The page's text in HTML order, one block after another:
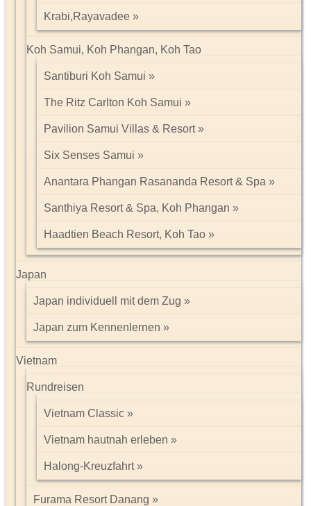
Krabi,Rayavadee
Koh Samui, Koh Phangan, Koh Tao
Santiburi Koh Samui
The Ritz Carlton Koh Samui
Pavilion Samui Villas & Resort
Six Senses Samui
Anantara Phangan Rasananda Resort & Spa
Santhiya Resort & Spa, Koh Phangan
Haadtien Beach Resort, Koh Tao
Japan
Japan individuell mit dem Zug
Japan zum Kennenlernen
Vietnam
Rundreisen
Vietnam Classic
Vietnam hautnah erleben
Halong-Kreuzfahrt
Furama Resort Danang